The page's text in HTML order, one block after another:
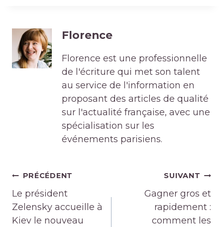
Florence
Florence est une professionnelle
de l'écriture qui met son talent
au service de l'information en
proposant des articles de qualité
sur l'actualité française, avec une
spécialisation sur les
événements parisiens.
Navigation
de
l’article
PRÉCÉDENT
Le président
Zelensky accueille à
Kiev le nouveau
SUIVANT
Gagner gros et
rapidement :
comment les